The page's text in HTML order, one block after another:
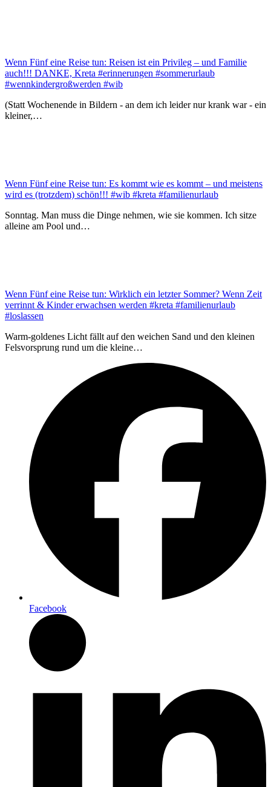
Wenn Fünf eine Reise tun: Reisen ist ein Privileg – und Familie
auch!!! DANKE, Kreta #erinnerungen #sommerurlaub
#wennkindergroßwerden #wib
(Statt Wochenende in Bildern - an dem ich leider nur krank war - ein
kleiner,…
Wenn Fünf eine Reise tun: Es kommt wie es kommt – und meistens
wird es (trotzdem) schön!!! #wib #kreta #familienurlaub
Sonntag. Man muss die Dinge nehmen, wie sie kommen. Ich sitze
alleine am Pool und…
Wenn Fünf eine Reise tun: Wirklich ein letzter Sommer? Wenn Zeit
verrinnt & Kinder erwachsen werden #kreta #familienurlaub
#loslassen
Warm-goldenes Licht fällt auf den weichen Sand und den kleinen
Felsvorsprung rund um die kleine…
Facebook